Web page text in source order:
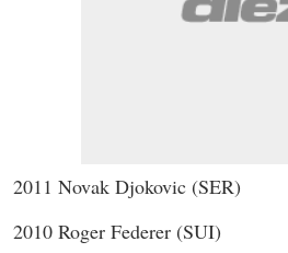
2011 Novak Djokovic (SER)
2010 Roger Federer (SUI)